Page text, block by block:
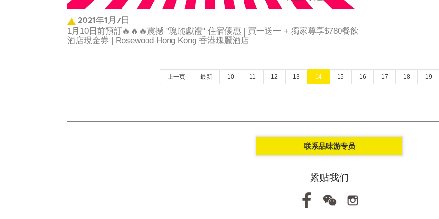
2021年1月7日
1月10日前預訂🔥🔥🔥震撼 "瑰麗獻禮" 住宿優惠 | 買一送一 + 獨家尊享$780餐飲
酒店現金券 | Rosewood Hong Kong 香港瑰麗酒店
上一页 最新 10 11 12 13 14 15 16 17 18 19
联系品味游专员
紧贴我们